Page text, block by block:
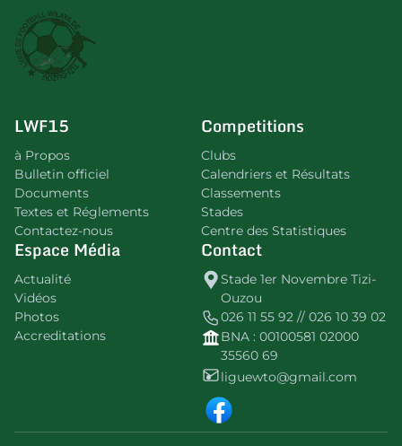
LWF15
à Propos
Bulletin officiel
Documents
Textes et Réglements
Contactez-nous
Competitions
Clubs
Calendriers et Résultats
Classements
Stades
Centre des Statistiques
Espace Média
Actualité
Vidéos
Photos
Accreditations
Contact
Stade 1er Novembre Tizi-
Ouzou
026 11 55 92 // 026 10 39 02
BNA : 00100581 02000
35560 69
liguewto@gmail.com